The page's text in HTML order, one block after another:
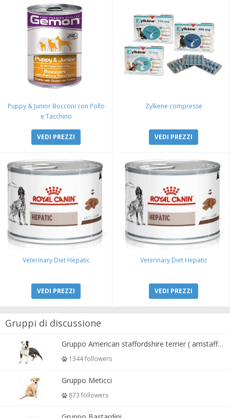
Puppy & Junior Bocconi con Pollo
e Tacchino
VEDI PREZZI
Zylkene compresse
VEDI PREZZI
Veterinary Diet Hepatic
VEDI PREZZI
Veterinary Diet Hepatic
VEDI PREZZI
Gruppi di discussione
Gruppo American staffordshire terrier ( amstaff, amastaff )
1344 followers
Gruppo Meticci
873 followers